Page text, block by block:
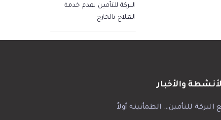
البركة للتأمين تقدم خدمة
العلاج بالخارج
والأخبار
البركة للتأمين… الطمأنينة أولاً